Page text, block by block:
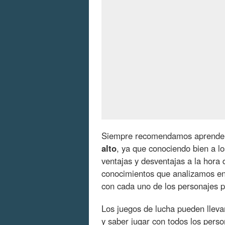
Siempre recomendamos
alto, ya que conociendo bien a
ventajas y desventajas a la
conocimientos que analizamos
con cada uno de los personajes
Los juegos de lucha pueden
y saber jugar con todos los